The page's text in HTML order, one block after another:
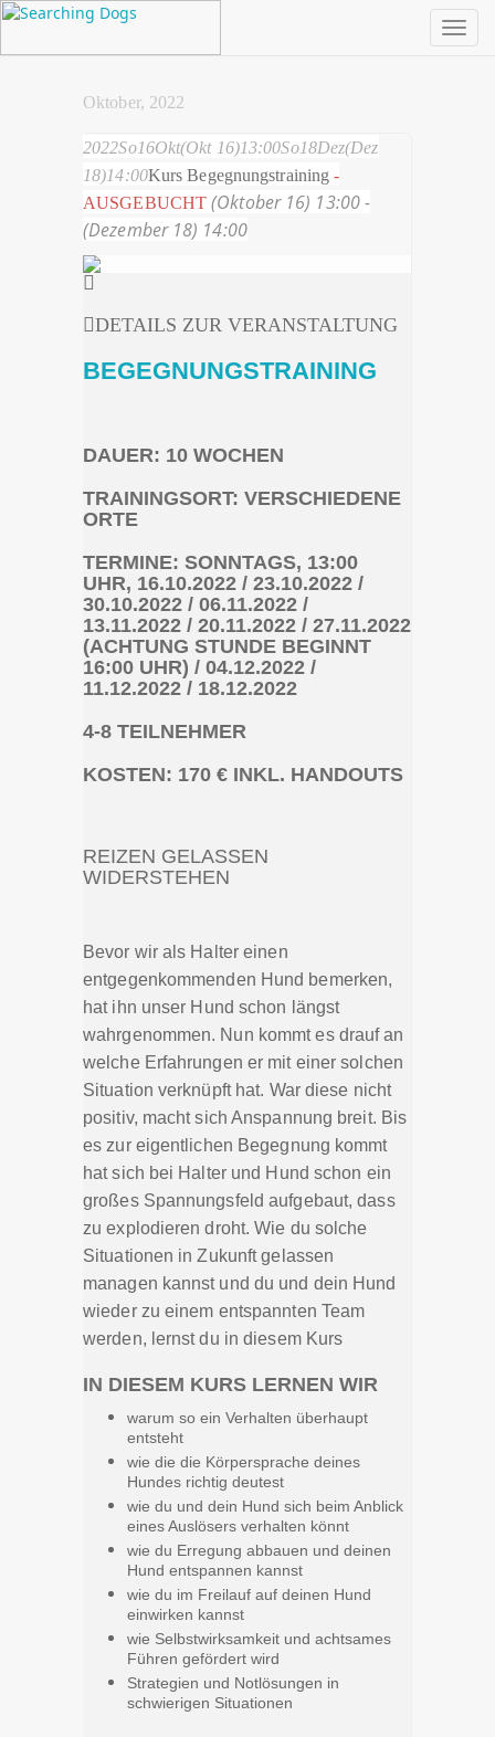
Oktober, 2022
2022So16Okt(Okt 16)13:00So18Dez(Dez
18)14:00Kurs Begegnungstraining -
AUSGEBUCHT(Oktober 16) 13:00 -
(Dezember 18) 14:00
DETAILS ZUR VERANSTALTUNG
BEGEGNUNGSTRAINING
DAUER: 10 WOCHEN
TRAININGSORT: VERSCHIEDENE
ORTE
TERMINE: SONNTAGS, 13:00
UHR, 16.10.2022 / 23.10.2022 /
30.10.2022 / 06.11.2022 /
13.11.2022 / 20.11.2022 / 27.11.2022
(ACHTUNG STUNDE BEGINNT
16:00 UHR) / 04.12.2022 /
11.12.2022 / 18.12.2022
4-8 TEILNEHMER
KOSTEN: 170 € INKL. HANDOUTS
REIZEN GELASSEN
WIDERSTEHEN
Bevor wir als Halter einen
entgegenkommenden Hund bemerken,
hat ihn unser Hund schon längst
wahrgenommen. Nun kommt es drauf an
welche Erfahrungen er mit einer solchen
Situation verknüpft hat. War diese nicht
positiv, macht sich Anspannung breit. Bis
es zur eigentlichen Begegnung kommt
hat sich bei Halter und Hund schon ein
großes Spannungsfeld aufgebaut, dass
zu explodieren droht. Wie du solche
Situationen in Zukunft gelassen
managen kannst und du und dein Hund
wieder zu einem entspannten Team
werden, lernst du in diesem Kurs
IN DIESEM KURS LERNEN WIR
warum so ein Verhalten überhaupt
entsteht
wie die die Körpersprache deines
Hundes richtig deutest
wie du und dein Hund sich beim Anblick
eines Auslösers verhalten könnt
wie du Erregung abbauen und deinen
Hund entspannen kannst
wie du im Freilauf auf deinen Hund
einwirken kannst
wie Selbstwirksamkeit und achtsames
Führen gefördert wird
Strategien und Notlösungen in
schwierigen Situationen